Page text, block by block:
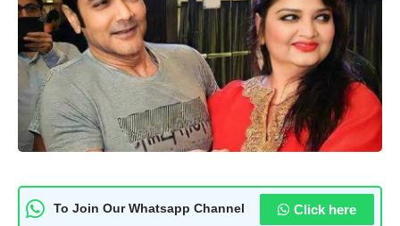
To Join Our Whatsapp Channel Click here